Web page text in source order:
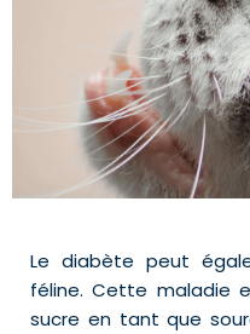
Le diabète peut
féline. Cette maladie
sucre en tant que